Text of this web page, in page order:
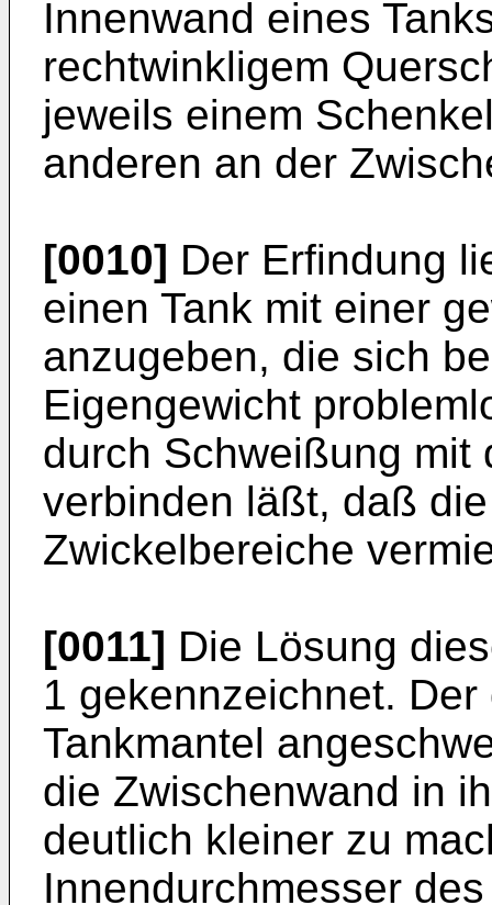
Innenwand eines
rechtwinkligem
jeweils einem
anderen an der
[0010] Der Erfindung
einen Tank mit einer
anzugeben, die sich
Eigengewicht
durch Schweißung mit
verbinden läßt, daß
Zwickelbereiche
[0011] Die Lösung
1 gekennzeichnet.
Tankmantel
die Zwischenwand in
deutlich kleiner zu
Innendurchmesser